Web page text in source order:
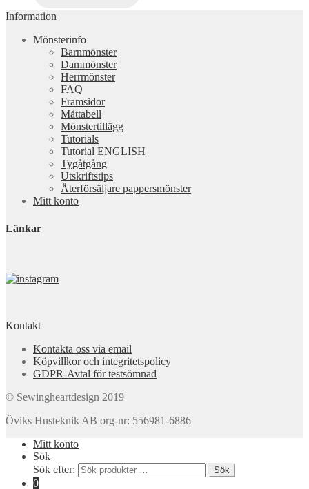
Information
Mönsterinfo
Barnmönster
Dammönster
Herrmönster
FAQ
Framsidor
Måttabell
Mönstertillägg
Tutorials
Tutorial ENGLISH
Tygåtgång
Utskriftstips
Återförsäljare pappersmönster
Mitt konto
Länkar
Kontakt
Kontakta oss via email
Köpvillkor och integritetspolicy
GDPR-Avtal för testsömnad
© Sewingheartdesign 2019
Öviks Husteknik AB org-nr: 556981-6886
Mitt konto
Sök
Sök efter:
Sök
0